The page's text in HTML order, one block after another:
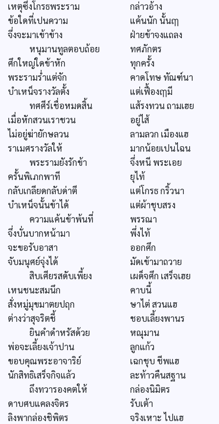
เหตุซึ่งโกรธพระราม
กล่าวอ้าง
ข้อใดที่เปนความ
แค้นนัก นั้นฤๅ
จึ่งจะมาเข้าข้าง
ฝ่ายข้าจงแถลง
หนุมานทูลตอบถ้อย
ทศภักตร
ศึกใหญ่ใดข้าหัก
ทุกครั้ง
พระรามร่ำแต่จัก
คาดโทษ ทัณฑ์นา
บำเหน็จรางวัลตั้ง
แต่เฟื้องฤๅมี
ทศศีร์เชื่อหมดสิ้น
แส้รงทวน ถามเฮย
เมื่อหักสวนเราชวน
อยู่ไส้
ไม่อยู่ฆ่ายักษลวน
ลามลวก เมืองแฮ
ราเมศรางวัลให้
มากน้อยเปนไฉน
พระรามยังรักข้า
จึ่งหนี พระเอย
ครั้นพิเภกพาที
ยุไท้
กลับเกลียดกลับด่าตี
แต่โกรธ กริ้วนา
บำเหน็จนั้นข้าได้
แต่ผ้าชุบสรง
ความแค้นข้าพ้นที่
พรรณา
จึ่งบั่นบากหน้ามา
พึ่งไท้
จะขอรับอาสา
ออกศึก
จับมนุศย์จุ่งได้
มัดเข้ามาถวาย
สิบเศียรสดับเพี้ยง
เผด็จศึก เสร็จเฮย
เหนชนะสมนึก
คาบนี้
สั่งหมู่มุขมาตยปฤก
ษาไต่ สวนแฮ
ต่างว่าสุจริตชี้
ชอบเลี้ยงพานร
ยินคำดำหรัสด้วย
หณุมาน
พ่อจะเลี้ยงเจ้าปาน
ลูกแก้ว
ขอบคุณพระอาจาริย์
เฉกชุบ ชีพแฮ
นักสิทธิเสร็จกิจแล้ว
ละท้าวคืนสฐาน
ถึงทวารองคตให้
กล่องนิมิตร
ดาบศบแคลงจิตร
รับเต้า
ลิงพากล่องชิพิตร
จริงเหาะ ไปแฮ